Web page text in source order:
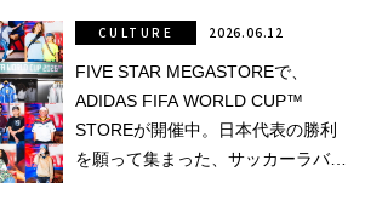
FIVE STAR MEGASTOREで、
ADIDAS FIFA WORLD CUP™
STOREが開催中。日本代表の勝利
を願って集まった、サッカーラバー
CULTURE 2026.06.12